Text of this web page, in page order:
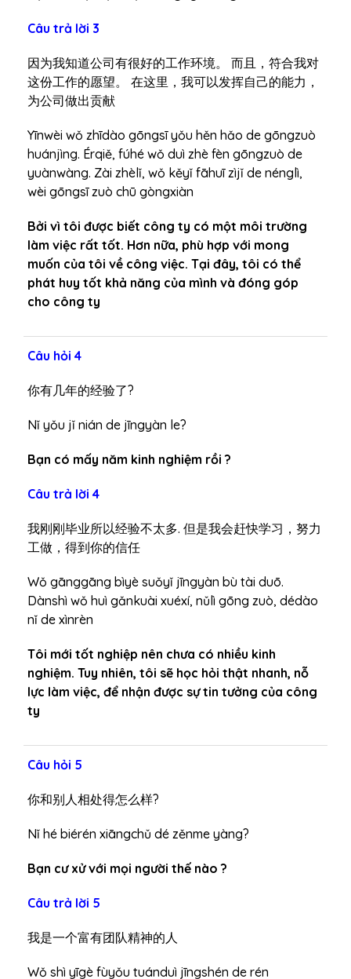
Câu trả lời 3
因为我知道公司有很好的工作环境。 而且，符合我对
这份工作的愿望。 在这里，我可以发挥自己的能力，
为公司做出贡献
Yīnwèi wǒ zhīdào gōngsī yǒu hěn hǎo de gōngzuò
huánjìng. Érqiě, fúhé wǒ duì zhè fèn gōngzuò de
yuànwàng. Zài zhèlǐ, wǒ kěyǐ fāhuī zìjǐ de nénglì,
wèi gōngsī zuò chū gòngxiàn
Bởi vì tôi được biết công ty có một môi trường
làm việc rất tốt. Hơn nữa, phù hợp với mong
muốn của tôi về công việc. Tại đây, tôi có thể
phát huy tốt khả năng của mình và đóng góp
cho công ty
Câu hỏi 4
你有几年的经验了?
Nǐ yǒu jǐ nián de jīngyàn le?
Bạn có mấy năm kinh nghiệm rồi ?
Câu trả lời 4
我刚刚毕业所以经验不太多. 但是我会赶快学习，努力
工做，得到你的信任
Wǒ gānggāng bìyè suǒyǐ jīngyàn bù tài duō.
Dànshì wǒ huì gǎnkuài xuéxí, nǔlì gōng zuò, dédào
nǐ de xìnrèn
Tôi mới tốt nghiệp nên chưa có nhiều kinh
nghiệm. Tuy nhiên, tôi sẽ học hỏi thật nhanh, nỗ
lực làm việc, để nhận được sự tin tưởng của công
ty
Câu hỏi 5
你和别人相处得怎么样?
Nǐ hé biérén xiāngchǔ dé zěnme yàng?
Bạn cư xử với mọi người thế nào ?
Câu trả lời 5
我是一个富有团队精神的人
Wǒ shì yīgè fùyǒu tuánduì jīngshén de rén